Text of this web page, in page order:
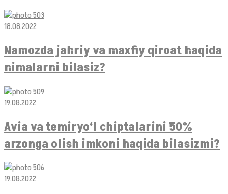
18.08.2022
Namozda jahriy va maxfiy qiroat haqida
nimalarni bilasiz?
19.08.2022
Avia va temiryo‘l chiptalarini 50%
arzonga olish imkoni haqida bilasizmi?
19.08.2022